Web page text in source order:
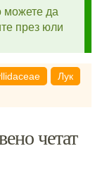
можете да
през юли
Лук
четат